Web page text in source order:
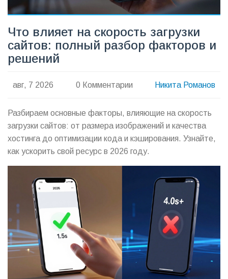
Что влияет на скорость загрузки
сайтов: полный разбор факторов и
решений
авг, 7 2026 0 Комментарии Никита Романов
Разбираем основные факторы, влияющие на скорость
загрузки сайтов: от размера изображений и качества
хостинга до оптимизации кода и кэширования. Узнайте,
как ускорить свой ресурс в 2026 году.